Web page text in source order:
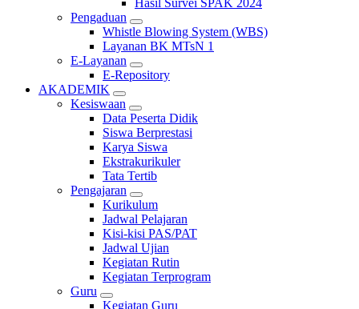
Hasil Survei SPAK 2024
Pengaduan
Whistle Blowing System (WBS)
Layanan BK MTsN 1
E-Layanan
E-Repository
AKADEMIK
Kesiswaan
Data Peserta Didik
Siswa Berprestasi
Karya Siswa
Ekstrakurikuler
Tata Tertib
Pengajaran
Kurikulum
Jadwal Pelajaran
Kisi-kisi PAS/PAT
Jadwal Ujian
Kegiatan Rutin
Kegiatan Terprogram
Guru
Kegiatan Guru